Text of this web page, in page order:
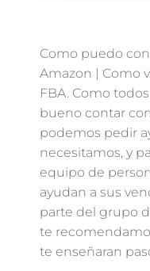
Como puedo
Amazon | Como
FBA. Como
bueno contar
podemos pedir
necesitamos, y
equipo de
ayudan a sus
parte del grupo
te
te enseñaran